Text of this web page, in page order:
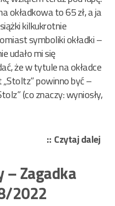
okładkowa to 65 zł, a ja
kilkukrotnie
symboliki okładki –
udało mi się
że w tytule na okładce
powinno być –
(co znaczy: wyniosły,
Czytaj dalej
– Zagadka
2022